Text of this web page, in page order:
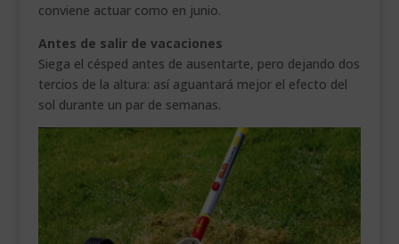
conviene actuar como en junio.
Antes de salir de vacaciones
Siega el césped antes de ausentarte, pero dejando dos
tercios de la altura: así aguantará mejor el efecto del
sol durante un par de semanas.